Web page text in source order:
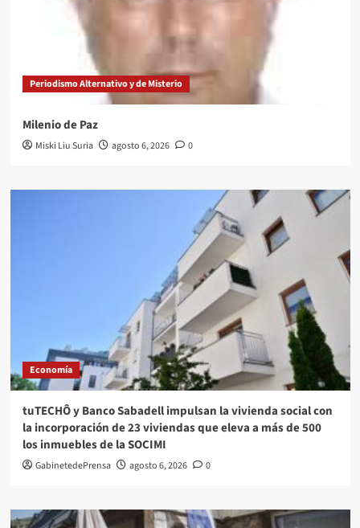
Periodismo Alternativo y de Misterio
Milenio de Paz
Miski Liu Suria agosto 6, 2026 0
Economía
tuTECHÔ y Banco Sabadell impulsan la vivienda social con
la incorporación de 23 viviendas que eleva a más de 500
los inmuebles de la SOCIMI
GabinetedePrensa agosto 6, 2026 0